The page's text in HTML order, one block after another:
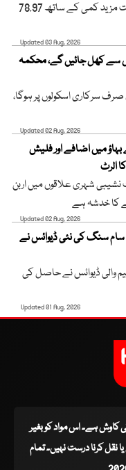
امریکی خام تیل کی فی بیرل قیمت مزید کمی کے ساتھ 78.97
Updated 03 Aug, 2026
سے کھل جائیں گے، محکمہ
اطلاق صرف سرکاری اسکولوں پر ہوگا،
Updated 02 Aug, 2026
میں اضافے اور فلیش
الرٹ
نشیبی شہری علاقوں میں اربن
کا خدشہ ہے
Updated 02 Aug, 2026
سام سنگ کی نئی ڈیوائس نے
والی ڈیوائس نے حاصل کی
Updated 01 Aug, 2026
کی کاوش ہے۔ اس مواد کو بغیر
کرنا درست نہیں۔ تمام